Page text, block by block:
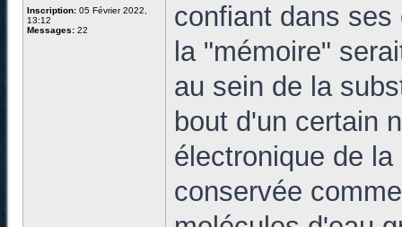
Inscription: 05 Février 2022,
13:12
Messages: 22
confiant dans
la "mémoire"
au sein de la
bout d'un certain
électronique de
conservée